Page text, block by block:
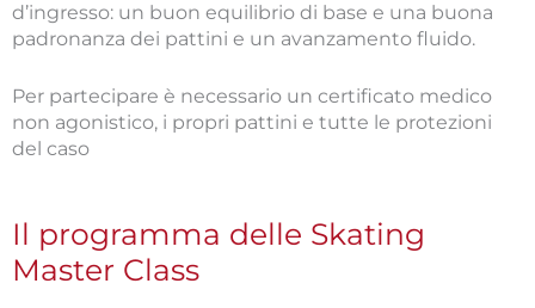
d’ingresso: un buon equilibrio di base e una buona
padronanza dei pattini e un avanzamento fluido.
Per partecipare è necessario un certificato medico
non agonistico, i propri pattini e tutte le protezioni
del caso
Il programma delle Skating
Master Class